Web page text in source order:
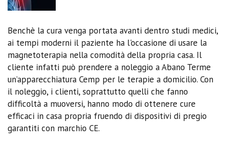
Benchè la cura venga portata avanti dentro studi medici,
ai tempi moderni il paziente ha l'occasione di usare la
magnetoterapia nella comodità della propria casa. Il
cliente infatti può prendere a noleggio a Abano Terme
un’apparecchiatura Cemp per le terapie a domicilio. Con
il noleggio, i clienti, soprattutto quelli che fanno
difficoltà a muoversi, hanno modo di ottenere cure
efficaci in casa propria fruendo di dispositivi di pregio
garantiti con marchio CE.